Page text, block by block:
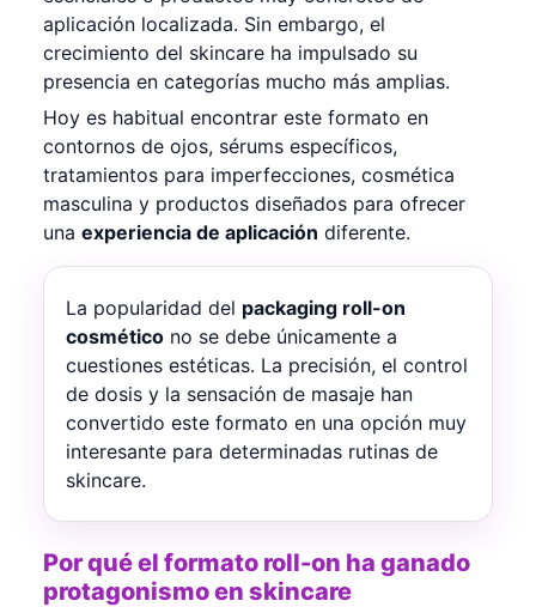
Cuándo puede ser más interesante que un
Roll-on frente a tubos
El efecto masaje como ventaja diferencial
El control de dosis como ventaja para el
Tendencias en skincare que impulsan el
Elegir el formato adecuado depende del
aplicación localizada. Sin embargo, el
crecimiento del skincare ha impulsado su
presencia en categorías mucho más amplias.
Hoy es habitual encontrar este formato en
contornos de ojos, sérums específicos,
tratamientos para imperfecciones, cosmética
masculina y productos diseñados para ofrecer
una experiencia de aplicación diferente.
La popularidad del packaging roll-on
cosmético no se debe únicamente a
cuestiones estéticas. La precisión, el control
de dosis y la sensación de masaje han
convertido este formato en una opción muy
interesante para determinadas rutinas de
skincare.
Por qué el formato roll-on ha ganado
protagonismo en skincare